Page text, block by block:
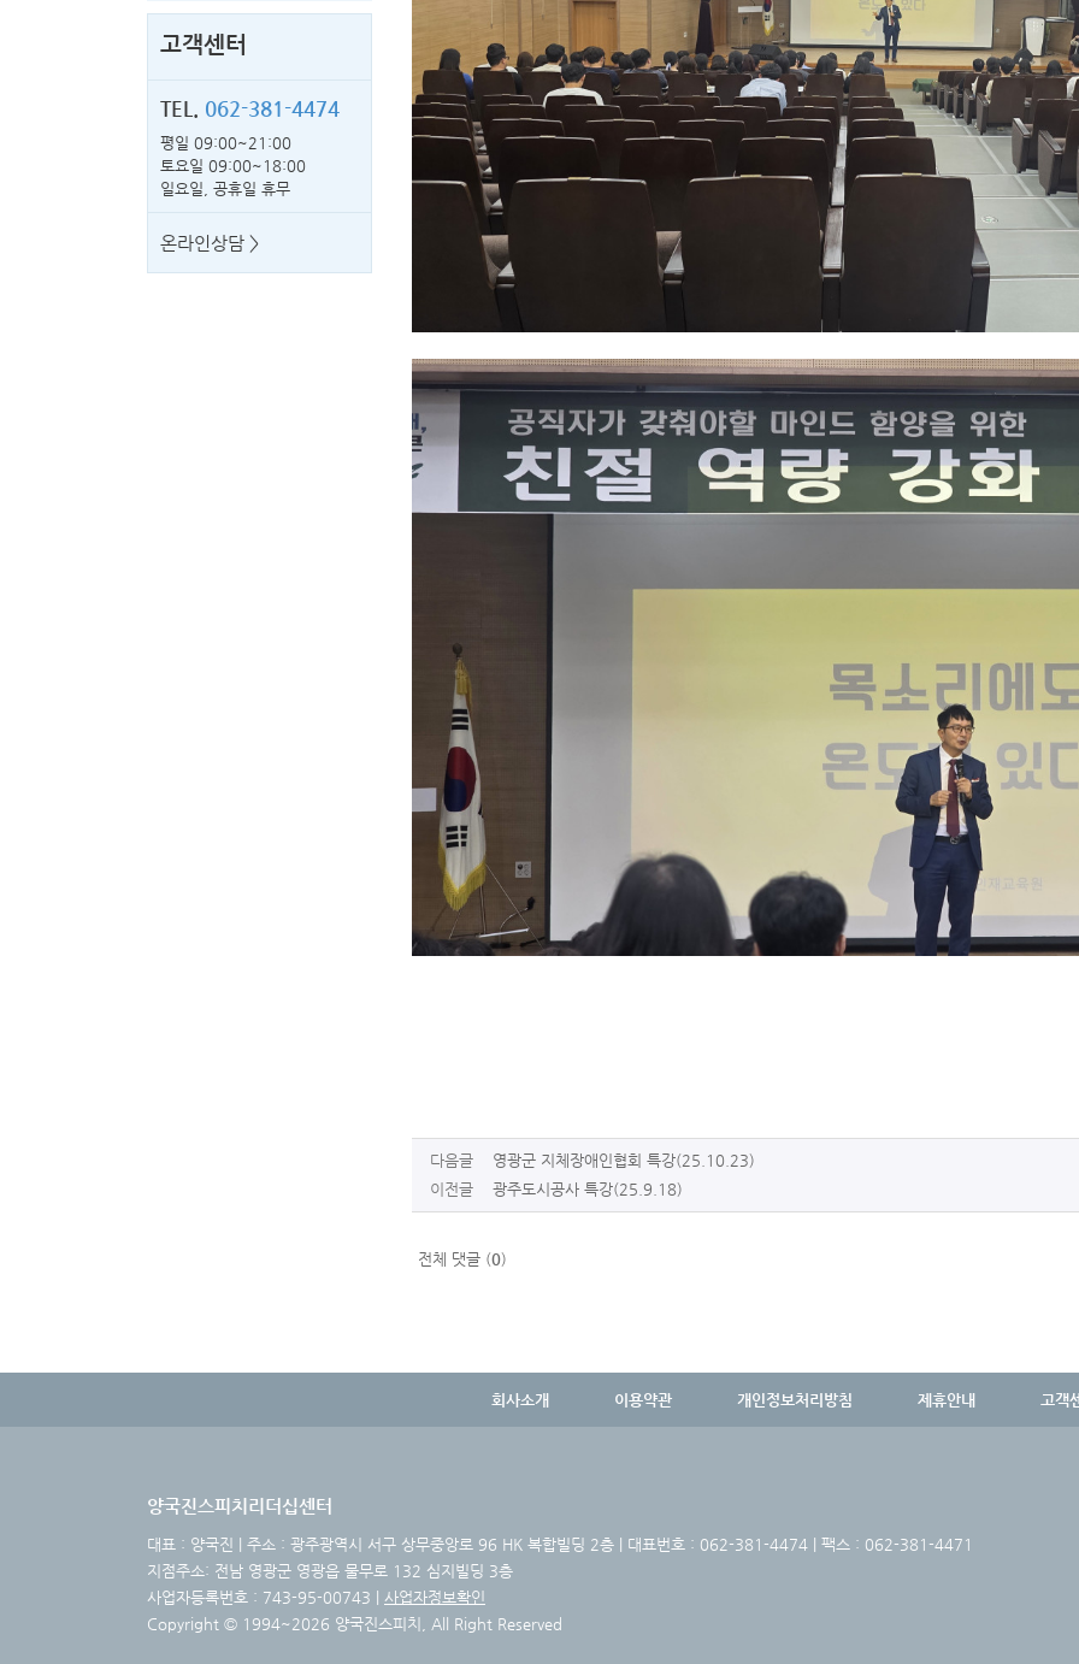
고객센터
TEL. 062-381-4474
평일 09:00~21:00
토요일 09:00~18:00
일요일, 공휴일 휴무
온라인상담 >
다음글 영광군 지체장애인협회 특강(25.10.23)
이전글 광주도시공사 특강(25.9.18)
전체 댓글 (0)
회사소개 이용약관 개인정보처리방침 제휴안내 고객
양국진스피치리더십센터
대표 : 양국진 | 주소 : 광주광역시 서구 상무중앙로 96 HK 복합빌딩 2층 | 대표번호 : 062-381-4474 | 팩스 : 062-381-4471
지점주소: 전남 영광군 영광읍 물무로 132 심지빌딩 3층
사업자등록번호 : 743-95-00743 | 사업자정보확인
Copyright © 1994~2026 양국진스피치, All Right Reserved